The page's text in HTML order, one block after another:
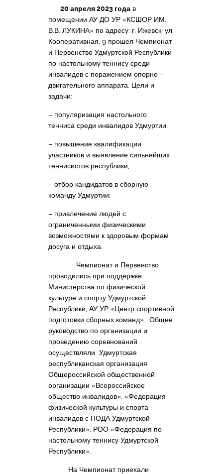
20 апреля 2023 годав
помещении АУ ДО УР «КСШОР ИМ.
В.В. ЛУКИНА» по адресу: г. Ижевск, ул.
Кооперативная, 9 прошел Чемпионат
и Первенство Удмуртской Республики
по настольному теннису среди
инвалидов с поражением опорно –
двигательного аппарата. Цели и
задачи:
– популяризация настольного
тенниса среди инвалидов Удмуртии;
– повышение квалификации
участников и выявление сильнейших
теннисистов республики;
– отбор кандидатов в сборную
команду Удмуртии;
– привлечение людей с
ограниченными физическими
возможностями к здоровым формам
досуга и отдыха.
Чемпионат и Первенство
проводились при поддержке
Министерства по физической
культуре и спорту Удмуртской
Республики, АУ УР «Центр спортивной
подготовки сборных команд». Общее
руководство по организации и
проведению соревнований
осуществляли Удмуртская
республиканская организация
Общероссийской общественной
организации «Всероссийское
общество инвалидов», «Федерация
физической культуры и спорта
инвалидов с ПОДА Удмуртской
Республики», РОО «Федерация по
настольному теннису Удмуртской
Республики».
На Чемпионат приехали